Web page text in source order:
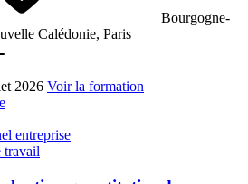
Bourgogne-
Calédonie, Paris
2026 Voir la formation
entreprise
travail